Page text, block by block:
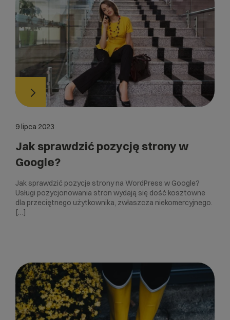
9 lipca 2023
Jak sprawdzić pozycję strony w
Google?
Jak sprawdzić pozycje strony na WordPress w Google?
Usługi pozycjonowania stron wydają się dość kosztowne
dla przeciętnego użytkownika, zwłaszcza niekomercyjnego.
[…]